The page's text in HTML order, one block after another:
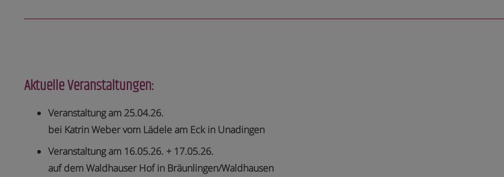
Aktuelle Veranstaltungen:
Veranstaltung am 25.04.26.
bei Katrin Weber vom Lädele am Eck in Unadingen
Veranstaltung am 16.05.26. + 17.05.26.
auf dem Waldhauser Hof in Bräunlingen/Waldhausen